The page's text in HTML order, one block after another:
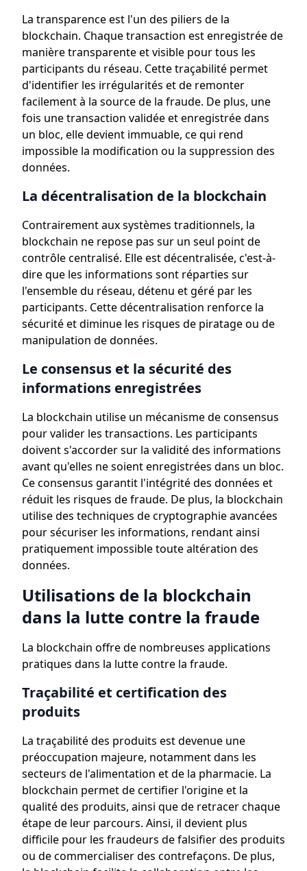
La transparence est l'un des piliers de la
blockchain. Chaque transaction est enregistrée de
manière transparente et visible pour tous les
participants du réseau. Cette traçabilité permet
d'identifier les irrégularités et de remonter
facilement à la source de la fraude. De plus, une
fois une transaction validée et enregistrée dans
un bloc, elle devient immuable, ce qui rend
impossible la modification ou la suppression des
données.
La décentralisation de la blockchain
Contrairement aux systèmes traditionnels, la
blockchain ne repose pas sur un seul point de
contrôle centralisé. Elle est décentralisée, c'est-à-
dire que les informations sont réparties sur
l'ensemble du réseau, détenu et géré par les
participants. Cette décentralisation renforce la
sécurité et diminue les risques de piratage ou de
manipulation de données.
Le consensus et la sécurité des
informations enregistrées
La blockchain utilise un mécanisme de consensus
pour valider les transactions. Les participants
doivent s'accorder sur la validité des informations
avant qu'elles ne soient enregistrées dans un bloc.
Ce consensus garantit l'intégrité des données et
réduit les risques de fraude. De plus, la blockchain
utilise des techniques de cryptographie avancées
pour sécuriser les informations, rendant ainsi
pratiquement impossible toute altération des
données.
Utilisations de la blockchain
dans la lutte contre la fraude
La blockchain offre de nombreuses applications
pratiques dans la lutte contre la fraude.
Traçabilité et certification des
produits
La traçabilité des produits est devenue une
préoccupation majeure, notamment dans les
secteurs de l'alimentation et de la pharmacie. La
blockchain permet de certifier l'origine et la
qualité des produits, ainsi que de retracer chaque
étape de leur parcours. Ainsi, il devient plus
difficile pour les fraudeurs de falsifier des produits
ou de commercialiser des contrefaçons. De plus,